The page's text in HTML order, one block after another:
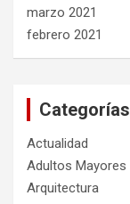
marzo 2021
febrero 2021
Categorías
Actualidad
Adultos Mayores
Arquitectura